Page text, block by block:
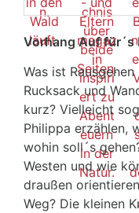
Vorhang Auf für´s
Was ist
Rucksack und
kurz? Vielleicht
Philippa erzählen,
wohin soll´s
Westen und wie
draußen
Weg? Die kleinen